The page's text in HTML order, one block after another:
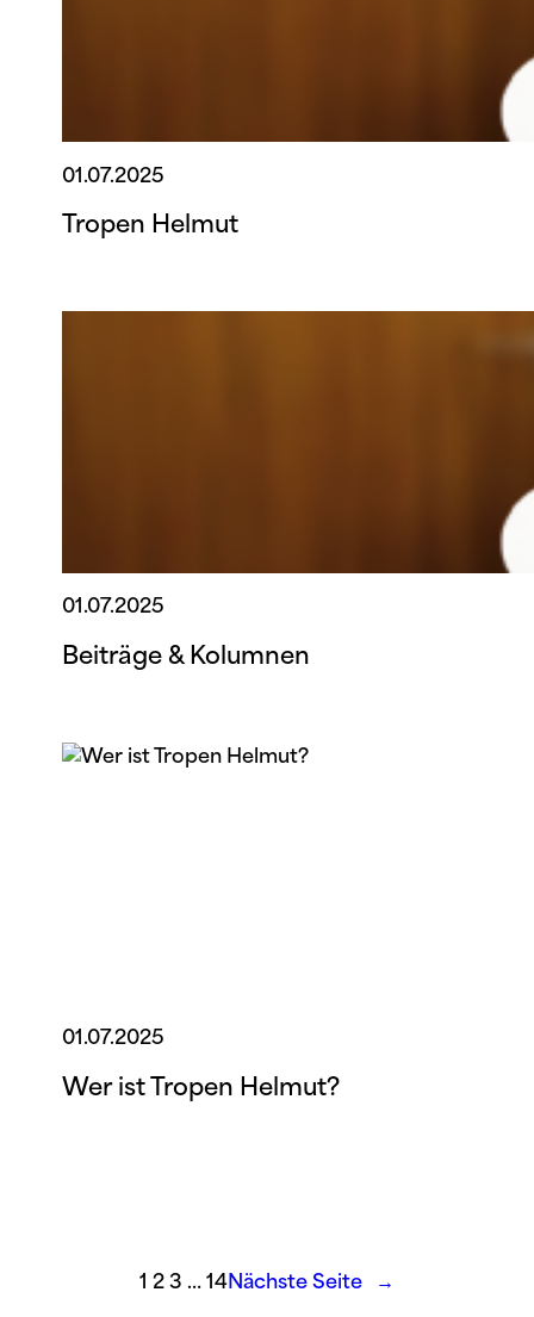
01.07.2025
Tropen Helmut
01.07.2025
Beiträge & Kolumnen
01.07.2025
Wer ist Tropen Helmut?
1 2 3 … 14Nächste Seite →